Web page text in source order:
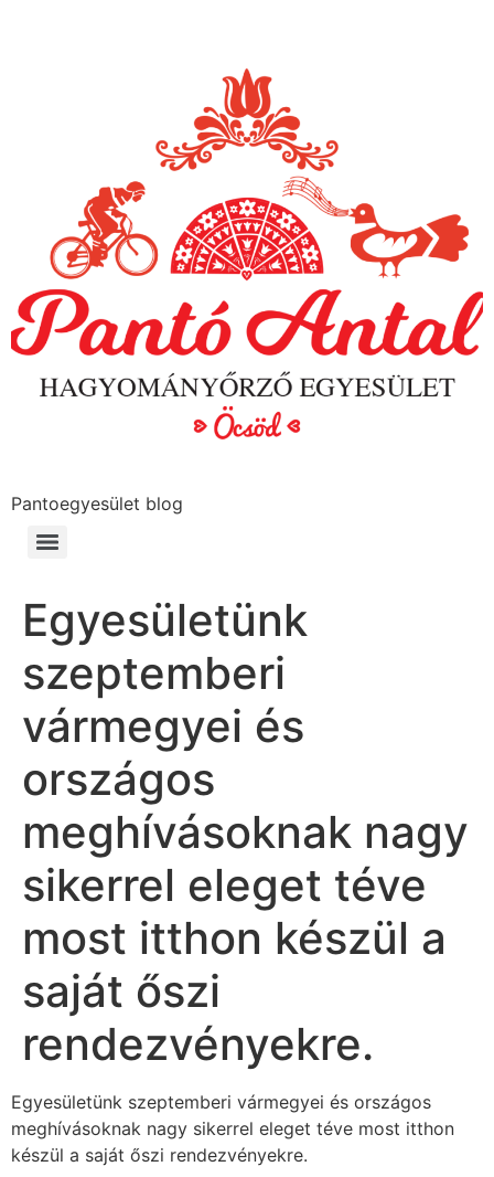
Pantoegyesület blog
Egyesületünk
szeptemberi
vármegyei és
országos
meghívásoknak nagy
sikerrel eleget téve
most itthon készül a
saját őszi
rendezvényekre.
Egyesületünk szeptemberi vármegyei és országos
meghívásoknak nagy sikerrel eleget téve most itthon
készül a saját őszi rendezvényekre.